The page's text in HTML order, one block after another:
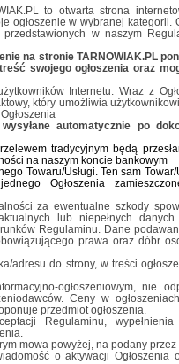
to otwarta strona
ogłoszenie w wybranej kategorii.
przedstawionych w naszym
na stronie TARNOWIAK.PL
swojego ogłoszenia oraz
Internetu. Wraz z
który umożliwia
automatycznie po
tradycyjnym będą
na naszym koncie bankowym
Towaru/Usługi. Ten sam
Ogłoszenia
za ewentualne szkody
lub niepełnych
Regulaminu. Dane
prawa oraz dóbr
adresu do strony, w treści
ogłoszeniowym, nie
Ceny w
przedmiot ogłoszenia.
Regulaminu,
mowa powyżej, na podany
o aktywacji